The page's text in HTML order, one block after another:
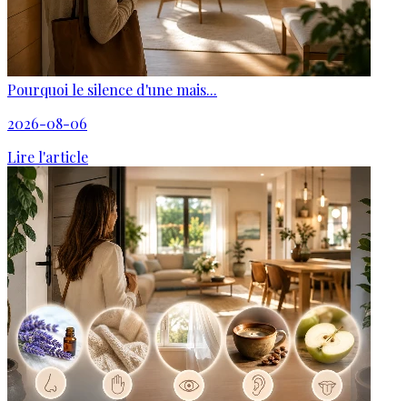
Pourquoi le silence d'une mais...
2026-08-06
Lire l'article